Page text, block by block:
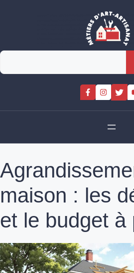
Rechercher
maison : les
et le budget à